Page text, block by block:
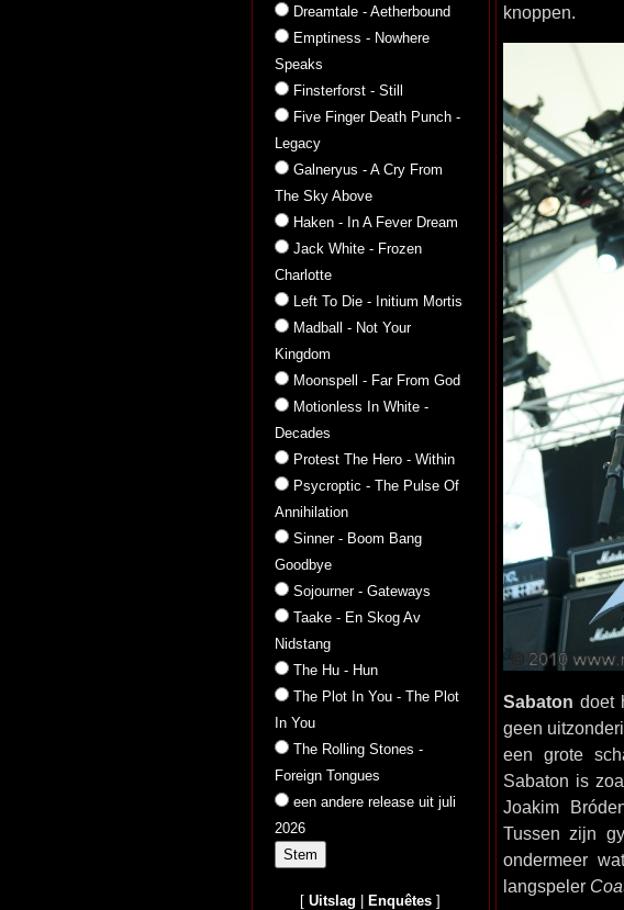
Dreamtale - Aetherbound
Emptiness - Nowhere
Speaks
Finsterforst - Still
Five Finger Death Punch -
Legacy
Galneryus - A Cry From
The Sky Above
Haken - In A Fever Dream
Jack White - Frozen
Charlotte
Left To Die - Initium Mortis
Madball - Not Your
Kingdom
Moonspell - Far From God
Motionless In White -
Decades
Protest The Hero - Within
Psycroptic - The Pulse Of
Annihilation
Sinner - Boom Bang
Goodbye
Sojourner - Gateways
Taake - En Skog Av
Nidstang
The Hu - Hun
The Plot In You - The Plot
In You
The Rolling Stones -
Foreign Tongues
een andere release uit juli
2026
[Uitslag Enquêtes ]
knoppen.
Sabaton doet
geen
een grote
Sabaton is
Joakim
Tussen zijn
ondermeer
langspeler